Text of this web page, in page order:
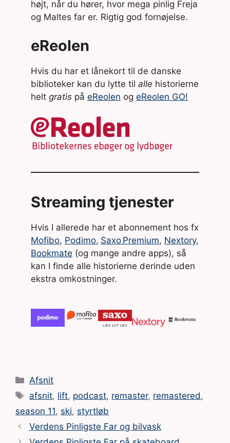
højt, når du hører, hvor mega pinlig Freja
og Maltes far er. Rigtig god fornøjelse.
eReolen
Hvis du har et lånekort til de danske
biblioteker kan du lytte til alle historierne
helt gratis på eReolen og eReolen GO!
Streaming tjenester
Hvis I allerede har et abonnement hos fx
Mofibo, Podimo, Saxo Premium, Nextory,
Bookmate (og mange andre apps), så
kan I finde alle historierne derinde uden
ekstra omkostninger.
Kategorier
Afsnit
Tags
afsnit, lift, podcast, remaster, remastered,
season 11, ski, styrtløb
Verdens Pinligste Far og bilvask